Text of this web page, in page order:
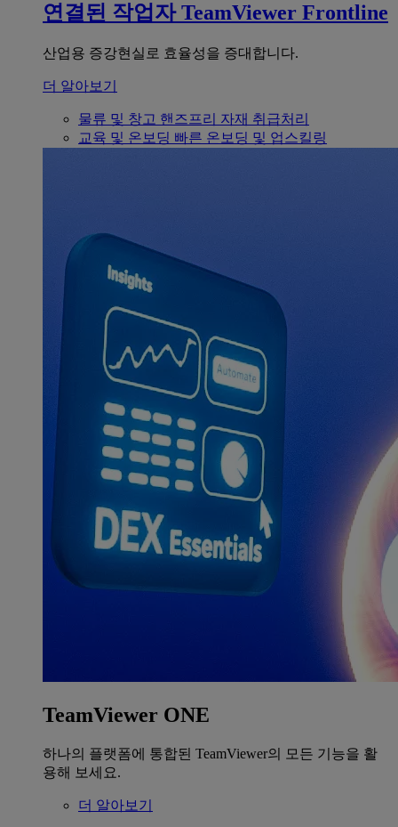
연결된 작업자 TeamViewer Frontline
산업용 증강현실로 효율성을 증대합니다.
더 알아보기
물류 및 창고 핸즈프리 자재 취급처리
교육 및 온보딩 빠른 온보딩 및 업스킬링
TeamViewer ONE
하나의 플랫폼에 통합된 TeamViewer의 모든 기능을 활
용해 보세요.
더 알아보기